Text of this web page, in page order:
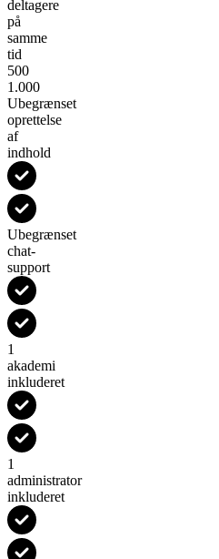
deltagere
på
samme
tid
500
1.000
Ubegrænset
oprettelse
af
indhold
Ubegrænset
chat-
support
1
akademi
inkluderet
1
administrator
inkluderet